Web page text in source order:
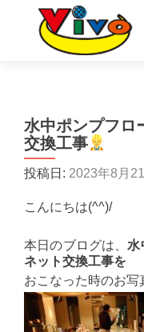
水中ポンプフロ
交換工事
投稿日: 2023年8月
こんにちは(^^)/
本日のブログは、 水
ネット交換工事を
おこなった時のお